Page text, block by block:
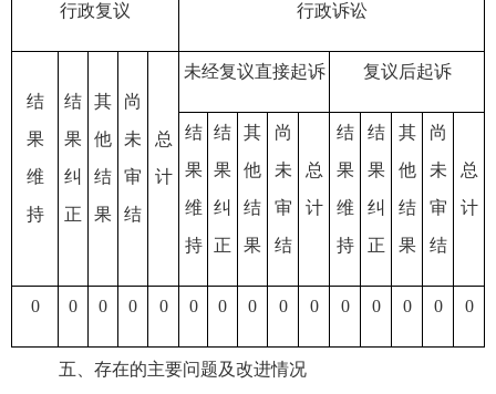
行政复议 行政诉讼
结
果
维
持
结
果
纠
正
其
他
结
果
尚
未
审
结
总
计
未经复议直接起诉 复议后起诉
结
果
维
持
结
果
纠
正
其
他
结
果
尚
未
审
结
总
计
结
果
维
持
结
果
纠
正
其
他
结
果
尚
未
审
结
总
计
0 0 0 0 0 0 0 0 0 0 0 0 0 0 0
五、 存在的主要问题及改进情况